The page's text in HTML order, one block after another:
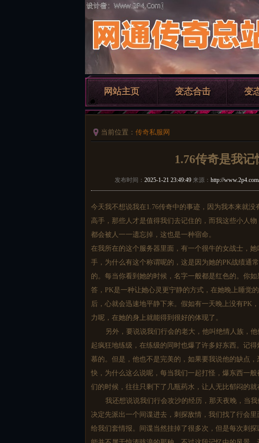
网站主页 变态合击 变
当前位置： 传奇私服网
1.76传奇是我
发布时间： 2025-1-21 23:49:49来源： http://
今天我不想说我在1.76传奇中的事迹，因为我本来就
高手，那些人才是值得我们去记住的，而我这些小人
都会被人一一遗忘掉，这也是一种宿命。
在我所在的这个服务器里面，有一个很牛的女战士，
手，为什么有这个称谓呢的，这是因为她的PK战绩通
的。每当你看到她的时候，名字一般都是红色的。你
答，PK是一种让她心灵更宁静的方式，在她晚上睡觉
后，心就会迅速地平静下来。假如有一天晚上没有PK
力呢，在她的身上就能得到很好的体现了。
另外，要说说我们行会的老大，他叫绝情人族，
起疯狂地练级，在练级的同时也爆了许多好东西。记
慕的。但是，他也不是完美的，如果要我说他的缺点
快，为什么这么说呢，每当我们一起打怪，爆东西一
们的时候，往往只剩下了几瓶药水，让人无比郁闷的就
我还想说说我们行会攻沙的经历，那天夜晚，当
决定先派出一个间谍进去，刺探敌情，我们找了行会
给我们套情报。间谍当然挂掉了很多次，但是每次刺